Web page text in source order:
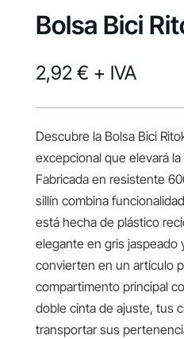
Bolsa Bici
2,92 € + IVA
Descubre la Bolsa Bici
excepcional que elevará
Fabricada en resistente
sillín combina
está hecha de plástico
elegante en gris jaspeado
convierten en un artículo
compartimento principal
doble cinta de ajuste, tus
transportar sus